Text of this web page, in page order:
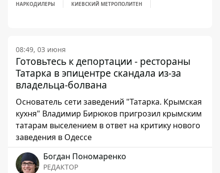
НАРКОДИЛЕРЫ КИЕВСКИЙ МЕТРОПОЛИТЕН
08:49, 03 июня
Готовьтесь к депортации - рестораны
Татарка в эпицентре скандала из-за
владельца-болвана
Основатель сети заведений "Татарка. Крымская
кухня" Владимир Бирюков пригрозил крымским
татарам выселением в ответ на критику нового
заведения в Одессе
Богдан Пономаренко
РЕДАКТОР